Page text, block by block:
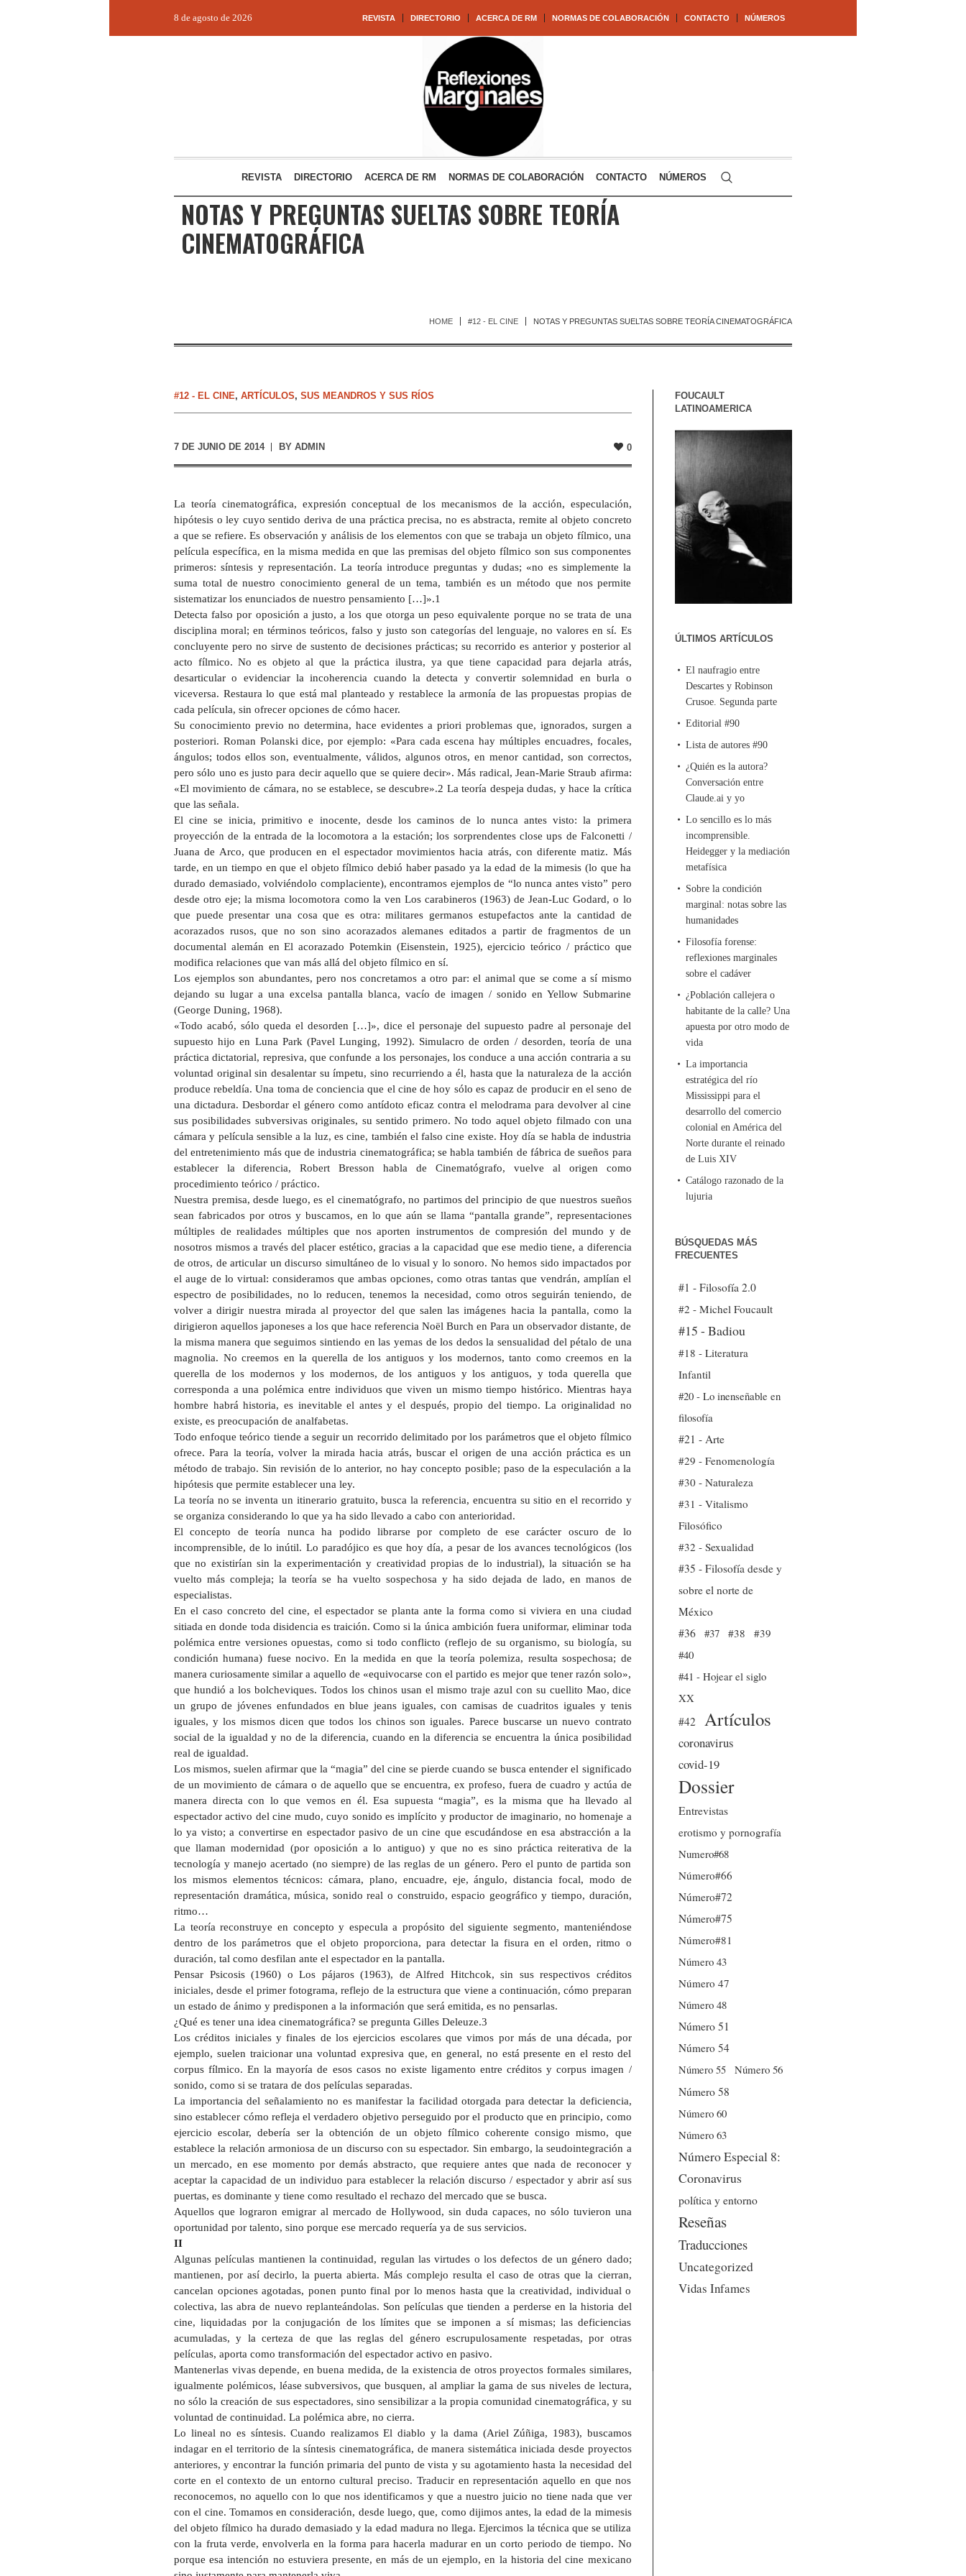
REVISTA DIRECTORIO ACERCA DE RM NORMAS DE COLABORACIÓN CONTACTO NÚMEROS
8 de agosto de 2026
REVISTA DIRECTORIO ACERCA DE RM NORMAS DE COLABORACIÓN CONTACTO NÚMEROS
NOTAS Y PREGUNTAS SUELTAS SOBRE TEORÍA
CINEMATOGRÁFICA
HOME #12 - EL CINE NOTAS Y PREGUNTAS SUELTAS SOBRE TEORÍA CINEMATOGRÁFICA
#12 - EL CINE, ARTÍCULOS, SUS MEANDROS Y SUS RÍOS
7 DE JUNIO DE 2014 BY ADMIN 0
La teoría cinematográfica, expresión conceptual de los mecanismos de la acción, especulación,
hipótesis o ley cuyo sentido deriva de una práctica precisa, no es abstracta, remite al objeto concreto
a que se refiere. Es observación y análisis de los elementos con que se trabaja un objeto fílmico, una
película específica, en la misma medida en que las premisas del objeto fílmico son sus componentes
primeros: síntesis y representación. La teoría introduce preguntas y dudas; «no es simplemente la
suma total de nuestro conocimiento general de un tema, también es un método que nos permite
sistematizar los enunciados de nuestro pensamiento […]».1
Detecta falso por oposición a justo, a los que otorga un peso equivalente porque no se trata de una
disciplina moral; en términos teóricos, falso y justo son categorías del lenguaje, no valores en sí. Es
concluyente pero no sirve de sustento de decisiones prácticas; su recorrido es anterior y posterior al
acto fílmico. No es objeto al que la práctica ilustra, ya que tiene capacidad para dejarla atrás,
desarticular o evidenciar la incoherencia cuando la detecta y convertir solemnidad en burla o
viceversa. Restaura lo que está mal planteado y restablece la armonía de las propuestas propias de
cada película, sin ofrecer opciones de cómo hacer.
Su conocimiento previo no determina, hace evidentes a priori problemas que, ignorados, surgen a
posteriori. Roman Polanski dice, por ejemplo: «Para cada escena hay múltiples encuadres, focales,
ángulos; todos ellos son, eventualmente, válidos, algunos otros, en menor cantidad, son correctos,
pero sólo uno es justo para decir aquello que se quiere decir». Más radical, Jean-Marie Straub afirma:
«El movimiento de cámara, no se establece, se descubre».2 La teoría despeja dudas, y hace la crítica
que las señala.
El cine se inicia, primitivo e inocente, desde los caminos de lo nunca antes visto: la primera
proyección de la entrada de la locomotora a la estación; los sorprendentes close ups de Falconetti /
Juana de Arco, que producen en el espectador movimientos hacia atrás, con diferente matiz. Más
tarde, en un tiempo en que el objeto fílmico debió haber pasado ya la edad de la mimesis (lo que ha
durado demasiado, volviéndolo complaciente), encontramos ejemplos de “lo nunca antes visto” pero
desde otro eje; la misma locomotora como la ven Los carabineros (1963) de Jean-Luc Godard, o lo
que puede presentar una cosa que es otra: militares germanos estupefactos ante la cantidad de
acorazados rusos, que no son sino acorazados alemanes editados a partir de fragmentos de un
documental alemán en El acorazado Potemkin (Eisenstein, 1925), ejercicio teórico / práctico que
modifica relaciones que van más allá del objeto fílmico en sí.
Los ejemplos son abundantes, pero nos concretamos a otro par: el animal que se come a sí mismo
dejando su lugar a una excelsa pantalla blanca, vacío de imagen / sonido en Yellow Submarine
(George Duning, 1968).
«Todo acabó, sólo queda el desorden […]», dice el personaje del supuesto padre al personaje del
supuesto hijo en Luna Park (Pavel Lunging, 1992). Simulacro de orden / desorden, teoría de una
práctica dictatorial, represiva, que confunde a los personajes, los conduce a una acción contraria a su
voluntad original sin desalentar su ímpetu, sino recurriendo a él, hasta que la naturaleza de la acción
produce rebeldía. Una toma de conciencia que el cine de hoy sólo es capaz de producir en el seno de
una dictadura. Desbordar el género como antídoto eficaz contra el melodrama para devolver al cine
sus posibilidades subversivas originales, su sentido primero. No todo aquel objeto filmado con una
cámara y película sensible a la luz, es cine, también el falso cine existe. Hoy día se habla de industria
del entretenimiento más que de industria cinematográfica; se habla también de fábrica de sueños para
establecer la diferencia, Robert Bresson habla de Cinematógrafo, vuelve al origen como
procedimiento teórico / práctico.
Nuestra premisa, desde luego, es el cinematógrafo, no partimos del principio de que nuestros sueños
sean fabricados por otros y buscamos, en lo que aún se llama “pantalla grande”, representaciones
múltiples de realidades múltiples que nos aporten instrumentos de compresión del mundo y de
nosotros mismos a través del placer estético, gracias a la capacidad que ese medio tiene, a diferencia
de otros, de articular un discurso simultáneo de lo visual y lo sonoro. No hemos sido impactados por
el auge de lo virtual: consideramos que ambas opciones, como otras tantas que vendrán, amplían el
espectro de posibilidades, no lo reducen, tenemos la necesidad, como otros seguirán teniendo, de
volver a dirigir nuestra mirada al proyector del que salen las imágenes hacia la pantalla, como la
dirigieron aquellos japoneses a los que hace referencia Noël Burch en Para un observador distante, de
la misma manera que seguimos sintiendo en las yemas de los dedos la sensualidad del pétalo de una
magnolia. No creemos en la querella de los antiguos y los modernos, tanto como creemos en la
querella de los modernos y los modernos, de los antiguos y los antiguos, y toda querella que
corresponda a una polémica entre individuos que viven un mismo tiempo histórico. Mientras haya
hombre habrá historia, es inevitable el antes y el después, propio del tiempo. La originalidad no
existe, es preocupación de analfabetas.
Todo enfoque teórico tiende a seguir un recorrido delimitado por los parámetros que el objeto fílmico
ofrece. Para la teoría, volver la mirada hacia atrás, buscar el origen de una acción práctica es un
método de trabajo. Sin revisión de lo anterior, no hay concepto posible; paso de la especulación a la
hipótesis que permite establecer una ley.
La teoría no se inventa un itinerario gratuito, busca la referencia, encuentra su sitio en el recorrido y
se organiza considerando lo que ya ha sido llevado a cabo con anterioridad.
El concepto de teoría nunca ha podido librarse por completo de ese carácter oscuro de lo
incomprensible, de lo inútil. Lo paradójico es que hoy día, a pesar de los avances tecnológicos (los
que no existirían sin la experimentación y creatividad propias de lo industrial), la situación se ha
vuelto más compleja; la teoría se ha vuelto sospechosa y ha sido dejada de lado, en manos de
especialistas.
En el caso concreto del cine, el espectador se planta ante la forma como si viviera en una ciudad
sitiada en donde toda disidencia es traición. Como si la única ambición fuera uniformar, eliminar toda
polémica entre versiones opuestas, como si todo conflicto (reflejo de su organismo, su biología, su
condición humana) fuese nocivo. En la medida en que la teoría polemiza, resulta sospechosa; de
manera curiosamente similar a aquello de «equivocarse con el partido es mejor que tener razón solo»,
que hundió a los bolcheviques. Todos los chinos usan el mismo traje azul con su cuellito Mao, dice
un grupo de jóvenes enfundados en blue jeans iguales, con camisas de cuadritos iguales y tenis
iguales, y los mismos dicen que todos los chinos son iguales. Parece buscarse un nuevo contrato
social de la igualdad y no de la diferencia, cuando en la diferencia se encuentra la única posibilidad
real de igualdad.
Los mismos, suelen afirmar que la “magia” del cine se pierde cuando se busca entender el significado
de un movimiento de cámara o de aquello que se encuentra, ex profeso, fuera de cuadro y actúa de
manera directa con lo que vemos en él. Esa supuesta “magia”, es la misma que ha llevado al
espectador activo del cine mudo, cuyo sonido es implícito y productor de imaginario, no homenaje a
lo ya visto; a convertirse en espectador pasivo de un cine que escudándose en esa abstracción a la
que llaman modernidad (por oposición a lo antiguo) y que no es sino práctica reiterativa de la
tecnología y manejo acertado (no siempre) de las reglas de un género. Pero el punto de partida son
los mismos elementos técnicos: cámara, plano, encuadre, eje, ángulo, distancia focal, modo de
representación dramática, música, sonido real o construido, espacio geográfico y tiempo, duración,
ritmo…
La teoría reconstruye en concepto y especula a propósito del siguiente segmento, manteniéndose
dentro de los parámetros que el objeto proporciona, para detectar la fisura en el orden, ritmo o
duración, tal como desfilan ante el espectador en la pantalla.
Pensar Psicosis (1960) o Los pájaros (1963), de Alfred Hitchcok, sin sus respectivos créditos
iniciales, desde el primer fotograma, reflejo de la estructura que viene a continuación, cómo preparan
un estado de ánimo y predisponen a la información que será emitida, es no pensarlas.
¿Qué es tener una idea cinematográfica? se pregunta Gilles Deleuze.3
Los créditos iniciales y finales de los ejercicios escolares que vimos por más de una década, por
ejemplo, suelen traicionar una voluntad expresiva que, en general, no está presente en el resto del
corpus fílmico. En la mayoría de esos casos no existe ligamento entre créditos y corpus imagen /
sonido, como si se tratara de dos películas separadas.
La importancia del señalamiento no es manifestar la facilidad otorgada para detectar la deficiencia,
sino establecer cómo refleja el verdadero objetivo perseguido por el producto que en principio, como
ejercicio escolar, debería ser la obtención de un objeto fílmico coherente consigo mismo, que
establece la relación armoniosa de un discurso con su espectador. Sin embargo, la seudointegración a
un mercado, en ese momento por demás abstracto, que requiere antes que nada de reconocer y
aceptar la capacidad de un individuo para establecer la relación discurso / espectador y abrir así sus
puertas, es dominante y tiene como resultado el rechazo del mercado que se busca.
Aquellos que lograron emigrar al mercado de Hollywood, sin duda capaces, no sólo tuvieron una
oportunidad por talento, sino porque ese mercado requería ya de sus servicios.
II
Algunas películas mantienen la continuidad, regulan las virtudes o los defectos de un género dado;
mantienen, por así decirlo, la puerta abierta. Más complejo resulta el caso de otras que la cierran,
cancelan opciones agotadas, ponen punto final por lo menos hasta que la creatividad, individual o
colectiva, las abra de nuevo replanteándolas. Son películas que tienden a perderse en la historia del
cine, liquidadas por la conjugación de los límites que se imponen a sí mismas; las deficiencias
acumuladas, y la certeza de que las reglas del género escrupulosamente respetadas, por otras
películas, aporta como transformación del espectador activo en pasivo.
Mantenerlas vivas depende, en buena medida, de la existencia de otros proyectos formales similares,
igualmente polémicos, léase subversivos, que busquen, al ampliar la gama de sus niveles de lectura,
no sólo la creación de sus espectadores, sino sensibilizar a la propia comunidad cinematográfica, y su
voluntad de continuidad. La polémica abre, no cierra.
Lo lineal no es síntesis. Cuando realizamos El diablo y la dama (Ariel Zúñiga, 1983), buscamos
indagar en el territorio de la síntesis cinematográfica, de manera sistemática iniciada desde proyectos
anteriores, y encontrar la función primaria del punto de vista y su agotamiento hasta la necesidad del
corte en el contexto de un entorno cultural preciso. Traducir en representación aquello en que nos
reconocemos, no aquello con lo que nos identificamos y que a nuestro juicio no tiene nada que ver
con el cine. Tomamos en consideración, desde luego, que, como dijimos antes, la edad de la mimesis
del objeto fílmico ha durado demasiado y la edad madura no llega. Ejercimos la técnica que se utiliza
con la fruta verde, envolverla en la forma para hacerla madurar en un corto periodo de tiempo. No
porque esa intención no estuviera presente, en más de un ejemplo, en la historia del cine mexicano
FOUCAULT
LATINOAMERICA
ÚLTIMOS ARTÍCULOS
El naufragio entre
Descartes y Robinson
Crusoe. Segunda parte
Editorial #90
Lista de autores #90
¿Quién es la autora?
Conversación entre
Claude.ai y yo
Lo sencillo es lo más
incomprensible.
Heidegger y la mediación
metafísica
Sobre la condición
marginal: notas sobre las
humanidades
Filosofía forense:
reflexiones marginales
sobre el cadáver
¿Población callejera o
habitante de la calle? Una
apuesta por otro modo de
vida
La importancia
estratégica del río
Mississippi para el
desarrollo del comercio
colonial en América del
Norte durante el reinado
de Luis XIV
Catálogo razonado de la
lujuria
BÚSQUEDAS MÁS
FRECUENTES
#1 - Filosofía 2.0
#2 - Michel Foucault
#15 - Badiou
#18 - Literatura
Infantil
#20 - Lo inenseñable en
filosofía
#21 - Arte
#29 - Fenomenología
#30 - Naturaleza
#31 - Vitalismo
Filosófico
#32 - Sexualidad
#35 - Filosofía desde y
sobre el norte de
México
#36
#37 #38
#39
#40
#41 - Hojear el siglo
XX
#42
Artículos
coronavirus
covid-19
Dossier
Entrevistas
erotismo y pornografía
Numero#68
Número#66
Número#72
Número#75
Número#81
Número 43
Número 47
Número 48
Número 51
Número 54
Número 55
Número 56
Número 58
Número 60
Número 63
Número Especial 8:
Coronavirus
política y entorno
Reseñas
Traducciones
Uncategorized
Vidas Infames